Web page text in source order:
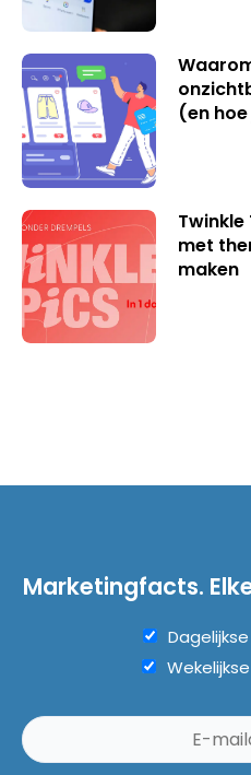
(en
met
maken
Marketingfacts.